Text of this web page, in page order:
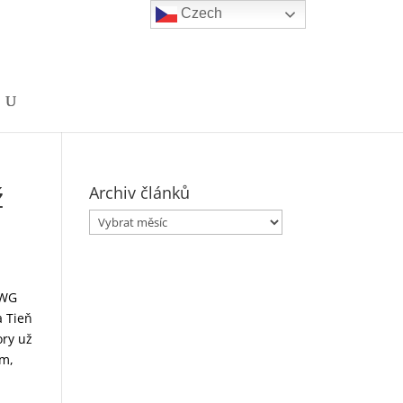
Tieň
už
Archiv článků
Archiv
článků
Czech